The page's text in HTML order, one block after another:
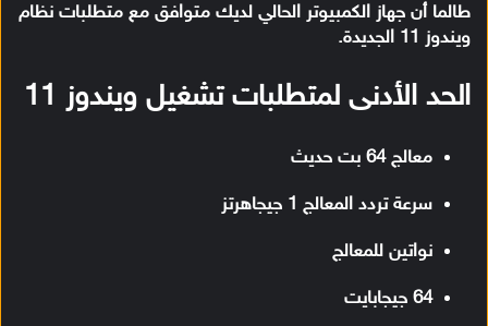
طالما أن جهاز الكمبيوتر الحالي لديك متوافق مع متطلبات نظام
ويندوز 11 الجديدة.
الحد الأدنى لمتطلبات تشغيل ويندوز 11
معالج 64 بت حديث
سرعة تردد المعالج 1 جيجاهرتز
نواتين للمعالج
64 جيجابايت